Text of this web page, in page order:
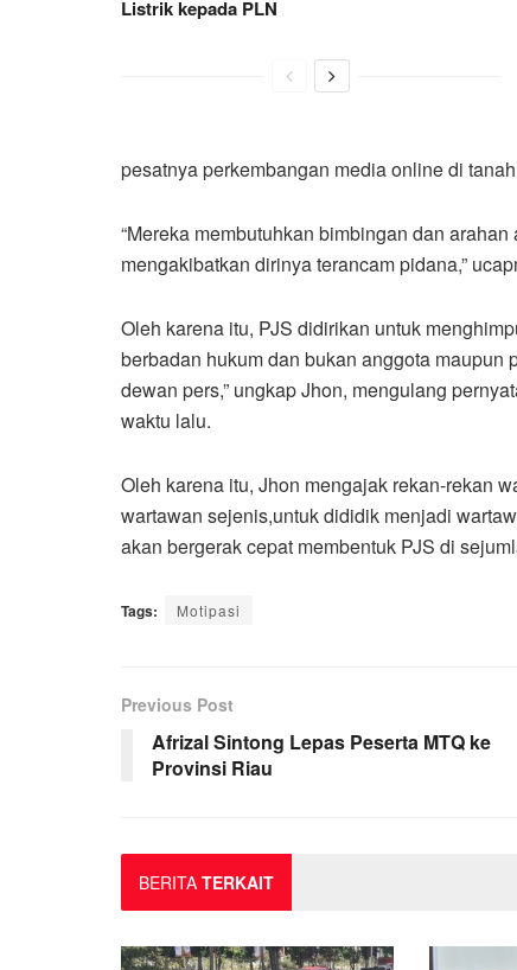
Listrik kepada PLN
pesatnya perkembangan media online di
“Mereka membutuhkan bimbingan dan
mengakibatkan dirinya terancam pidana,”
Oleh karena itu, PJS didirikan untuk
berbadan hukum dan bukan anggota
dewan pers,” ungkap Jhon, mengulang
waktu lalu.
Oleh karena itu, Jhon mengajak rekan-rekan
wartawan sejenis,untuk dididik menjadi
akan bergerak cepat membentuk PJS di
Tags: Motipasi
Previous Post
Afrizal Sintong Lepas Peserta MTQ ke
Provinsi Riau
BERITA TERKAIT